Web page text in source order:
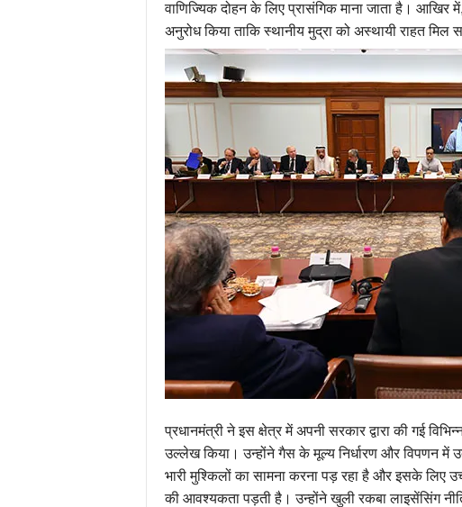
वाणिज्यिक दोहन के लिए प्रासंगिक माना जाता है। आखिर
अनुरोध किया ताकि स्थानीय मुद्रा को अस्थायी राहत मिल
प्रधानमंत्री ने इस क्षेत्र में अपनी सरकार द्वारा की गई
उल्लेख किया। उन्होंने गैस के मूल्य निर्धारण और विपणन में
भारी मुश्किलों का सामना करना पड़ रहा है और इसके लिए
की आवश्यकता पड़ती है। उन्होंने खुली रकबा लाइसेंसिंग